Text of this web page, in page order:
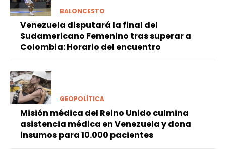
BALONCESTO
Venezuela disputará la final del
Sudamericano Femenino tras superar a
Colombia: Horario del encuentro
GEOPOLÍTICA
Misión médica del Reino Unido culmina
asistencia médica en Venezuela y dona
insumos para 10.000 pacientes